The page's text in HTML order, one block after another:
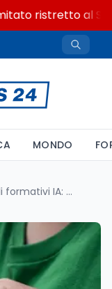
ristretto al
MONDO
Decreto snodi formativi IA: quasi 100 milioni distribuiti a 2.100 scuole